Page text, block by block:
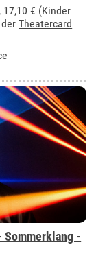
€ (Kinder
derTheatercard
-